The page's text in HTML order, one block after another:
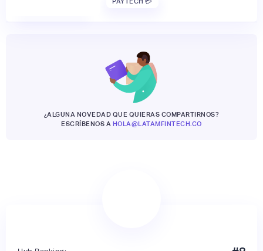
¿ALGUNA NOVEDAD QUE QUIERAS COMPARTIRNOS?
ESCRÍBENOS A HOLA@LATAMFINTECH.CO